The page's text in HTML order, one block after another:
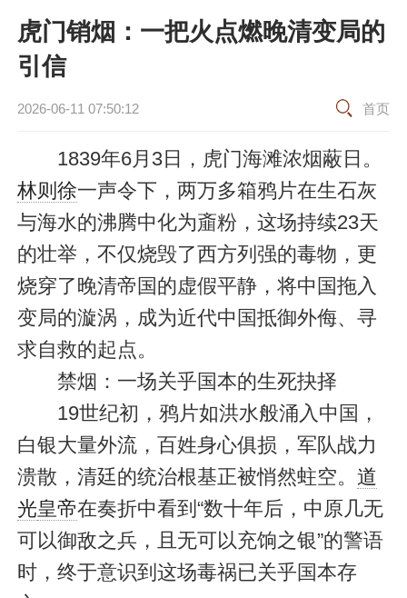
虎门销烟：一把火点燃晚清变局的
引信
2026-06-11 07:50:12 首页
1839年6月3日，虎门海滩浓烟蔽日。
林则徐一声令下，两万多箱鸦片在生石灰
与海水的沸腾中化为齑粉，这场持续23天
的壮举，不仅烧毁了西方列强的毒物，更
烧穿了晚清帝国的虚假平静，将中国拖入
变局的漩涡，成为近代中国抵御外侮、寻
求自救的起点。
禁烟：一场关乎国本的生死抉择
19世纪初，鸦片如洪水般涌入中国，
白银大量外流，百姓身心俱损，军队战力
溃散，清廷的统治根基正被悄然蛀空。 道
光皇帝在奏折中看到“数十年后，中原几无
可以御敌之兵，且无可以充饷之银”的警语
时，终于意识到这场毒祸已关乎国本存